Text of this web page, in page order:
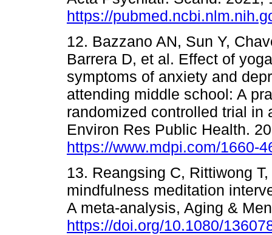
https://
12. Bazzano AN, Sun Y,
Barrera D, et al. Effect of
symptoms of anxiety and
attending middle school: A
randomized controlled trial in
Environ Res Public Health.
https://www.mdpi.com/1660-
13. Reangsing C, Rittiwong
mindfulness meditation
A meta-analysis, Aging &
https://doi.org/10.1080/